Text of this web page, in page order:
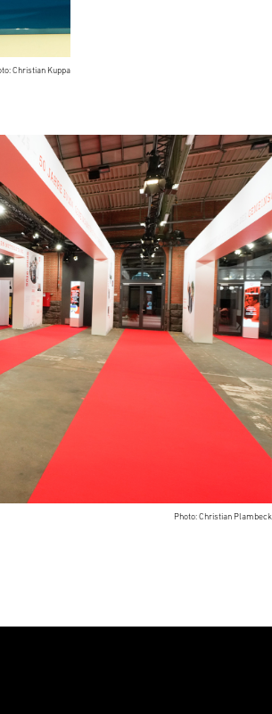
Christian Kuppa
Photo: Christian Plambeck